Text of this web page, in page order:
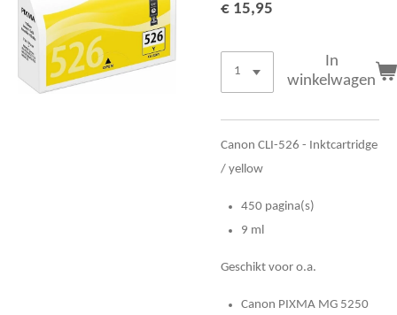
€ 15,95
In
winkelwagen
Canon CLI-526 - Inktcartridge
/ yellow
450 pagina(s)
9 ml
Geschikt voor o.a.
Canon PIXMA MG 5250